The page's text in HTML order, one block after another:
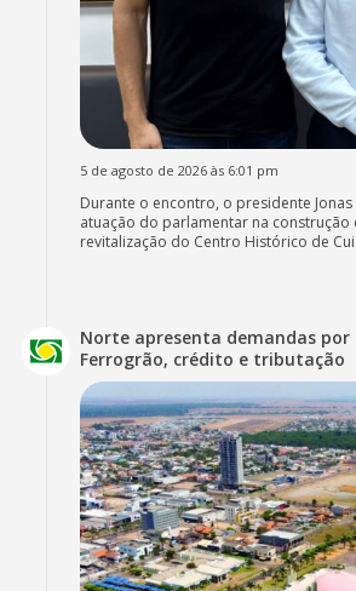
5 de agosto de 2026 às 6:01 pm
Durante o encontro, o presidente Jonas
atuação do parlamentar na construção
revitalização do Centro Histórico de
Norte apresenta demandas por
Ferrogrão, crédito e tributação